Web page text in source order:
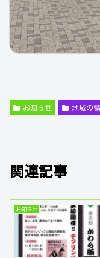
お知らせ 地域の
関連記事
お知らせ